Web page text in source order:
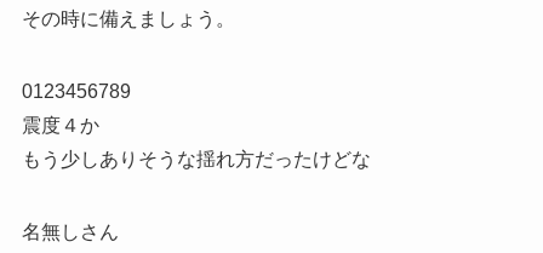
その時に備えましょう。
0123456789
震度４か
もう少しありそうな揺れ方だったけどな
名無しさん